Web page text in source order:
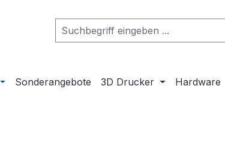
Sonderangebote 3D Drucker Hardware